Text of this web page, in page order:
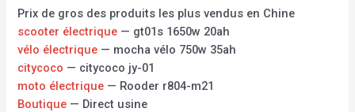
Prix de gros des produits les plus vendus en Chine
scooter électrique — gt01s 1650w 20ah
vélo électrique — mocha vélo 750w 35ah
citycoco — citycoco jy-01
moto électrique — Rooder r804-m21
Boutique — Direct usine